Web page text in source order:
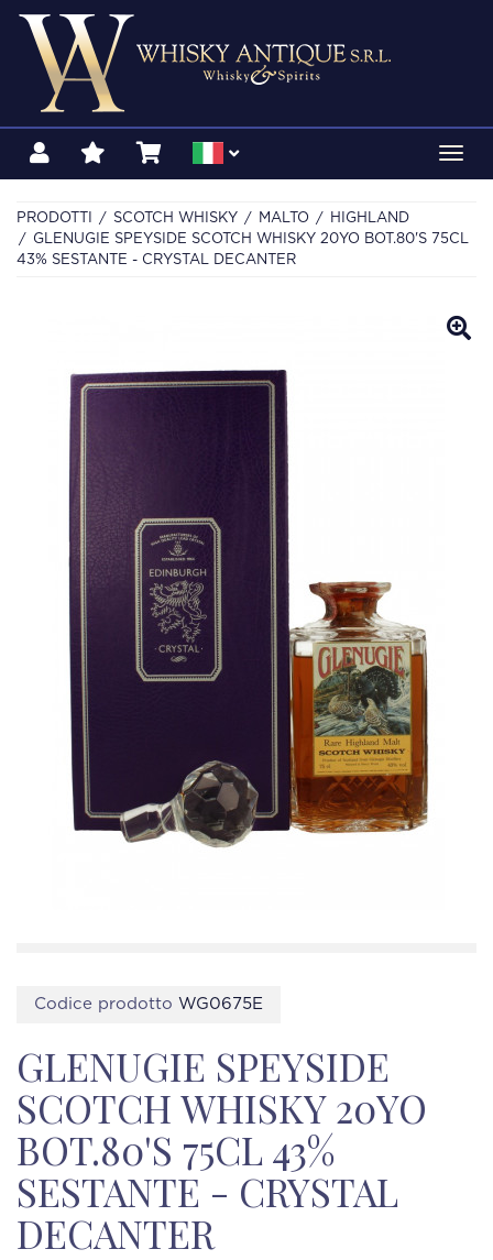
PRODOTTI SCOTCH WHISKY MALTO
HIGHLAND
GLENUGIE SPEYSIDE SCOTCH WHISKY 20YO BOT.80'S 75CL
43% SESTANTE - CRYSTAL DECANTER
Codice prodotto WG0675E
GLENUGIE SPEYSIDE
SCOTCH WHISKY 20YO
BOT.80'S 75CL 43%
SESTANTE - CRYSTAL
DECANTER